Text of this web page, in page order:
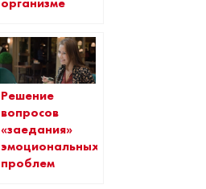
организме
Решение
вопросов
«заедания»
эмоциональных
проблем